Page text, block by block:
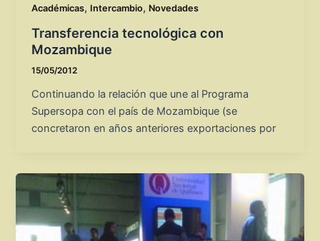
Académicas, Intercambio, Novedades
Transferencia tecnológica con
Mozambique
15/05/2012
Continuando la relación que une al Programa
Supersopa con el país de Mozambique (se
concretaron en años anteriores exportaciones por